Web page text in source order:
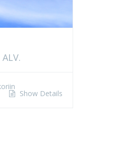
Show Details